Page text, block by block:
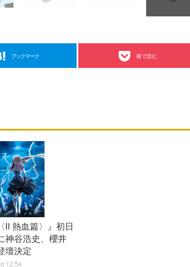
ブックマーク 後で読む
II 熱血篇〉』初日
神谷浩史、櫻井
壇決定
12:54